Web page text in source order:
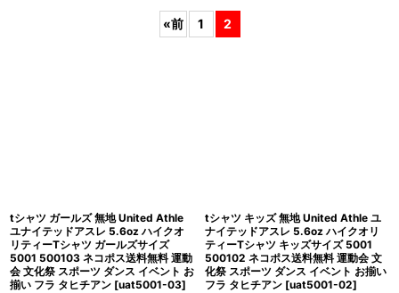
«前 1 2
tシャツ ガールズ 無地 United Athle
ユナイテッドアスレ 5.6oz ハイクオ
リティーTシャツ ガールズサイズ
5001 500103 ネコポス送料無料 運動
会 文化祭 スポーツ ダンス イベント お
揃い フラ タヒチアン [uat5001-03]
tシャツ キッズ 無地 United Athle ユ
ナイテッドアスレ 5.6oz ハイクオリ
ティーTシャツ キッズサイズ 5001
500102 ネコポス送料無料 運動会 文
化祭 スポーツ ダンス イベント お揃い
フラ タヒチアン [uat5001-02]